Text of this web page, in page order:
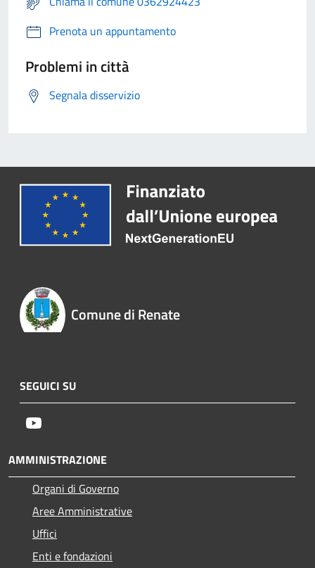
Prenota un appuntamento
Problemi in città
Segnala disservizio
Comune di Renate
SEGUICI SU
AMMINISTRAZIONE
Organi di Governo
Aree Amministrative
Uffici
Enti e fondazioni